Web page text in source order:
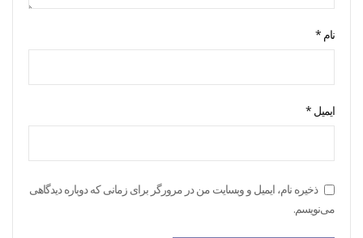
نام *
ایمیل *
ذخیره نام، ایمیل و وبسایت من در مرورگر برای زمانی که دوباره دیدگاهی
می‌نویسم.